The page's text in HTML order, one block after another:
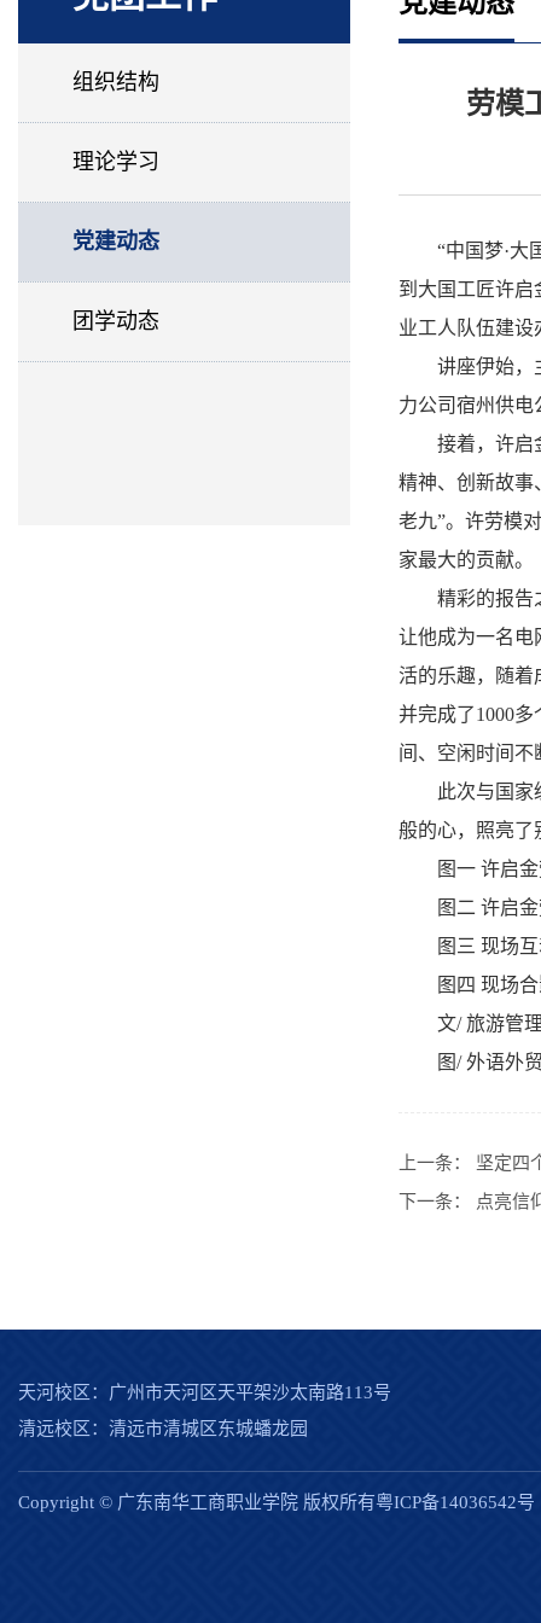
组织结构
理论学习
党建动态
团学动态
劳模
“中国梦·大
到大国工匠许启
业工人队伍建
讲座伊始，
力公司宿州供电
接着，许启
精神、创新故
老九”。许劳模
家最大的贡献。
精彩的报告
让他成为一名电
活的乐趣，随着
并完成了1000
间、空闲时间不
此次与国
般的心，照亮了
图一 许启
图二 许启
图三 现场
图四 现场
文/ 旅游管
图/ 外语外
上一条： 坚定四
下一条：
点亮信
天河校区：广州市天河区天平架沙太南路113号
清远校区：清远市清城区东城蟠龙园
Copyright © 广东南华工商职业学院 版权所有粤ICP备14036542号